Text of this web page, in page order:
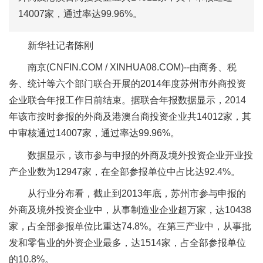
14007家，通过率达99.96%。
新华社记者陈刚
南京(CNFIN.COM / XINHUA08.COM)--由商务、税
务、统计等六个部门联合开展的2014年度苏州市外商投资
企业联合年报工作日前结束。据联合年报数据显示，2014
年该市按时参报的外商及港澳台商投资企业共14012家，其
中审核通过14007家，通过率达99.96%。
数据显示，该市参与申报的外商及境外投资企业开业投
产企业数为12947家，在全部参报单位中占比达92.4%。
从行业分布看，截止到2013年底，苏州市参与申报的
外商及境外投资企业中，从事制造业企业超万家，达10438
家，占全部参报单位比重达74.8%。在第三产业中，从事批
发和零售业的外资企业最多，达1514家，占全部参报单位
的10.8%。